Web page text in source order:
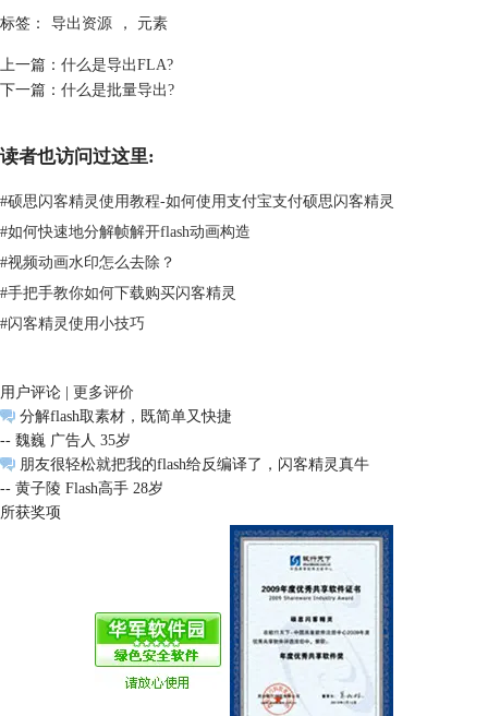
标签： 导出资源 ， 元素
上一篇： 什么是导出FLA?
下一篇： 什么是批量导出?
读者也访问过这里:
#硕思闪客精灵使用教程-如何使用支付宝支付硕思闪客精灵
#如何快速地分解帧解开flash动画构造
#视频动画水印怎么去除？
#手把手教你如何下载购买闪客精灵
#闪客精灵使用小技巧
用户评论 | 更多评价
分解flash取素材，既简单又快捷
-- 魏巍 广告人 35岁
朋友很轻松就把我的flash给反编译了，闪客精灵真牛
-- 黄子陵 Flash高手 28岁
所获奖项